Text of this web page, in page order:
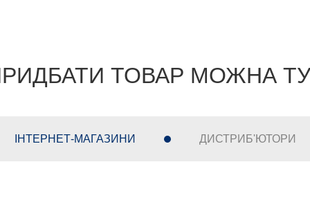
ТОВАР МОЖНА
ІНТЕРНЕТ-МАГАЗИНИ ДИСТРИБ'ЮТОРИ